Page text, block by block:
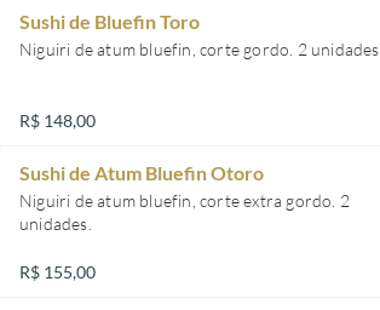
Sushi de Bluefin Toro
Niguiri de atum bluefin, corte gordo. 2 unidades.
R$ 148,00
Sushi de Atum Bluefin Otoro
Niguiri de atum bluefin, corte extra gordo. 2
unidades.
R$ 155,00